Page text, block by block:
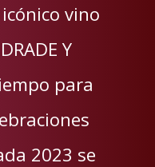
vino
Y
para
2023 se